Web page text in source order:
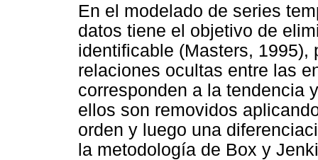
En el modelado de series
datos tiene el objetivo de
identificable (Masters,
relaciones ocultas entre las
corresponden a la tendencia
ellos son removidos
orden y luego una
la metodología de Box y